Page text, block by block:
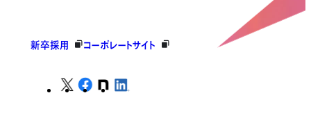
新卒採用 コーポレートサイト